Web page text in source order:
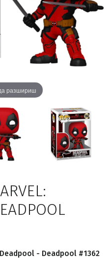
разшириш
- Deadpool #1362